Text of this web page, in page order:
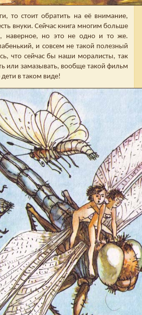
то стоит обратить на её внимание,
внуки. Сейчас книга многим больше
наверное, но это не одно и то же.
и совсем не такой полезный
что сейчас бы наши моралисты, так
или замазывать, вообще такой фильм
в таком виде!